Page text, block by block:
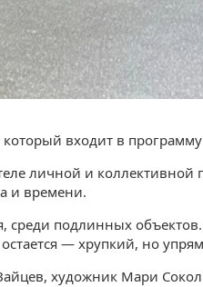
который входит в
личной и
и времени.
среди подлинных
— хрупкий, но
художник Мари